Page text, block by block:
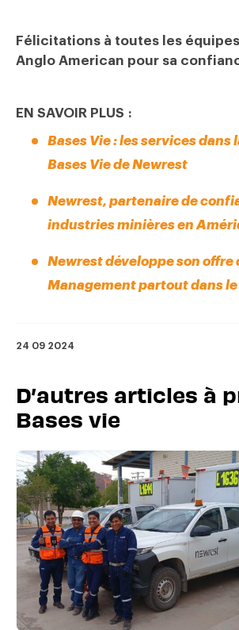
Félicitations à toutes les
Anglo American pour sa
EN SAVOIR PLUS :
Bases Vie : les services dans
Bases Vie de Newrest
Newrest, partenaire de
industries minières en
Newrest développe son offre
Management partout dans
24 09 2024
D’autres articles à
Bases vie